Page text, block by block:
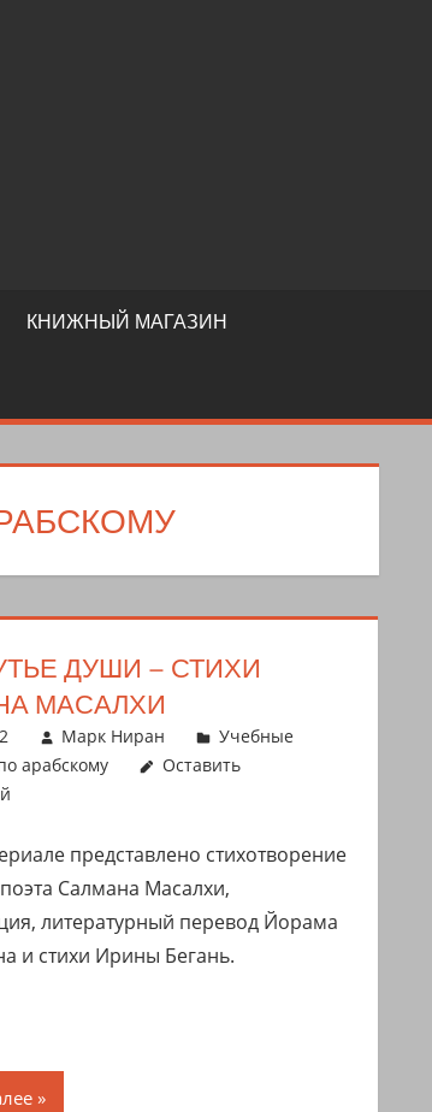
КНИЖНЫЙ МАГАЗИН
ДУШИ – СТИХИ
МАСАЛХИ
Марк Ниран
Учебные
арабскому
Оставить
представлено стихотворение
Салмана Масалхи,
литературный перевод Йорама
и стихи Ирины Бегань.